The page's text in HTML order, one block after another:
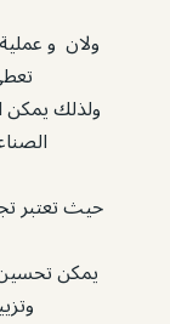
ولان و
ولذلك يمكن
حيث تعتبر
يمكن